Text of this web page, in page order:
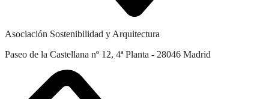
Asociación Sostenibilidad y Arquitectura
Paseo de la Castellana nº 12, 4ª Planta - 28046 Madrid